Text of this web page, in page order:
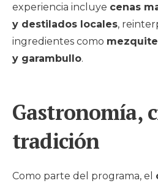
experiencia incluye cenas
y destilados locales,
ingredientes como
y garambullo.
Gastronomía,
tradición
Como parte del programa, el